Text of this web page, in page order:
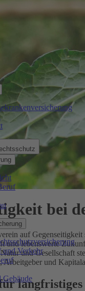
und Verkehr
Gebäude
bei
auf
und lebenswerte
und Gesellschaft
Arbeitgeber und